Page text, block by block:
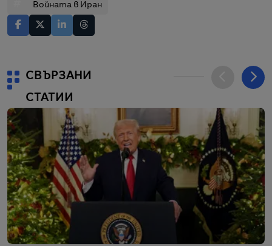
Войната в Иран
СВЪРЗАНИ
СТАТИИ